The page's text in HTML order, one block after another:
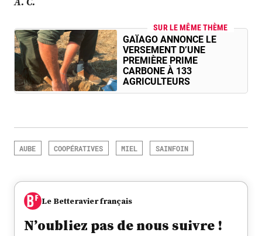
SUR LE MÊME THÈME
GAÏAGO ANNONCE LE
VERSEMENT D’UNE
PREMIÈRE PRIME
CARBONE À 133
AGRICULTEURS
AUBE COOPÉRATIVES MIEL SAINFOIN
Le Betteravier français
N’oubliez pas de nous suivre !